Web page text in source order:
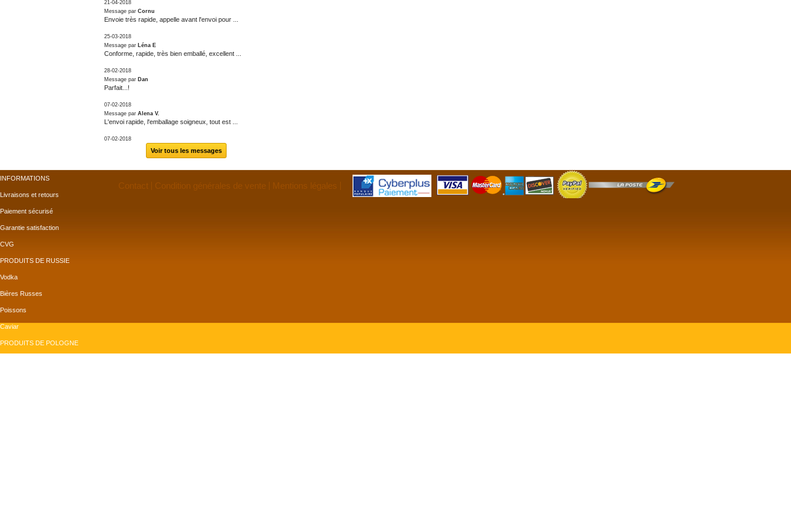
21-04-2018
Message par Cornu
Envoie très rapide, appelle avant l'envoi pour ...
25-03-2018
Message par Léna E
Conforme, rapide, très bien emballé, excellent ...
28-02-2018
Message par Dan
Parfait...!
07-02-2018
Message par Alena V.
L'envoi rapide, l'emballage soigneux, tout est ...
07-02-2018
Voir tous les messages
INFORMATIONS
Livraisons et retours
Paiement sécurisé
Garantie satisfaction
CVG
PRODUITS DE RUSSIE
Vodka
Bières Russes
Poissons
Caviar
PRODUITS DE POLOGNE
Contact Condition générales de vente Mentions légales